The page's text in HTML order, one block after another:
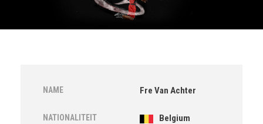
NAME Fre Van Achter
NATIONALITEIT Belgium